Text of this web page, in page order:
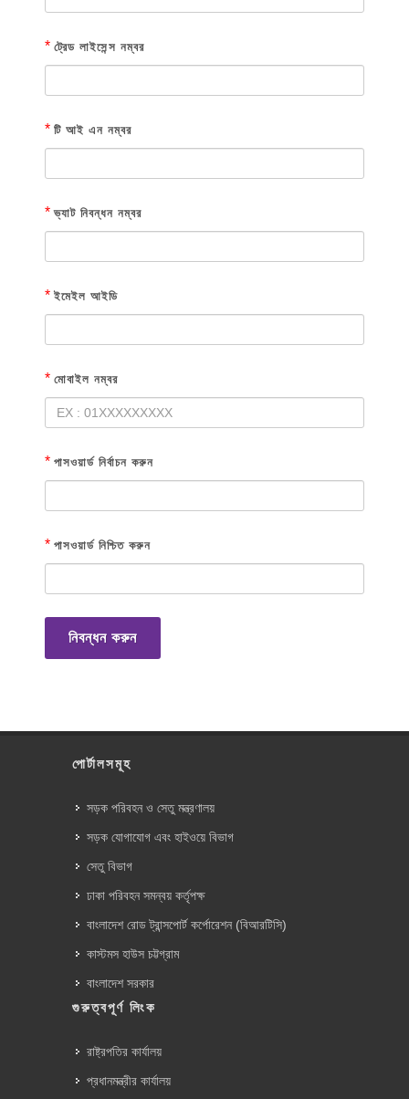
* ট্রেড লাইসেন্স নম্বর
* টি আই এন নম্বর
* ভ্যাট নিবন্ধন নম্বর
* ইমেইল আইডি
* মোবাইল নম্বর
* পাসওয়ার্ড নির্বাচন করুন
* পাসওয়ার্ড নিশ্চিত করুন
নিবন্ধন করুন
পোর্টালসমূহ
সড়ক পরিবহন ও সেতু মন্ত্রণালয়
সড়ক যোগাযোগ এবং হাইওয়ে বিভাগ
সেতু বিভাগ
ঢাকা পরিবহন সমন্বয় কর্তৃপক্ষ
বাংলাদেশ রোড ট্রান্সপোর্ট কর্পোরেশন (বিআরটিসি)
কাস্টমস হাউস চট্টগ্রাম
বাংলাদেশ সরকার
গুরুত্বপূর্ণ লিংক
রাষ্ট্রপতির কার্যালয়
প্রধানমন্ত্রীর কার্যালয়